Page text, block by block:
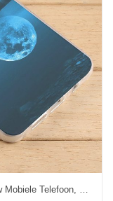
Samsung Galaxy A5 2017 Hoesje Ster Blauw Mobiele Telefoon, Samsung Galaxy A5 2017 Hoesje Schrobben Zacht